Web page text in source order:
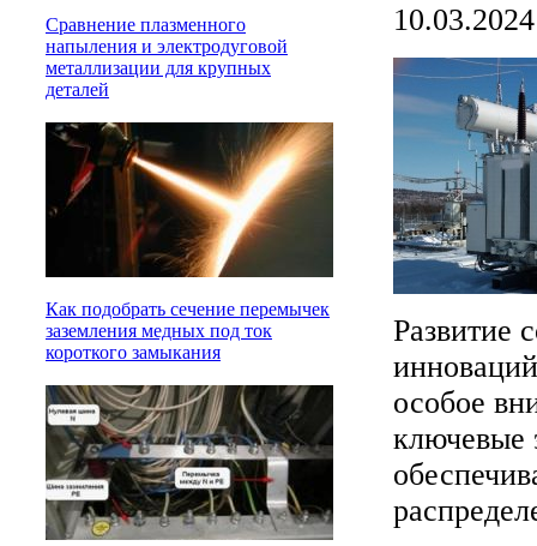
Сравнение плазменного
напыления и электродуговой
металлизации для крупных
деталей
Как подобрать сечение перемычек
заземления медных под ток
короткого замыкания
10.03.2024
Развитие
особое
ключевые